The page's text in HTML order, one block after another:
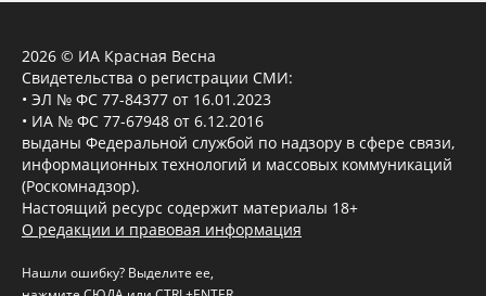
2026 © ИА Красная Весна
Свидетельства о регистрации СМИ:
• ЭЛ № ФС 77-84377 от 16.01.2023
• ИА № ФС 77-67948 от 6.12.2016
выданы Федеральной службой по надзору в сфере связи,
информационных технологий и массовых коммуникаций
(Роскомнадзор).
Настоящий ресурс содержит материалы 18+
О редакции и правовая информация
Нашли ошибку? Выделите ее,